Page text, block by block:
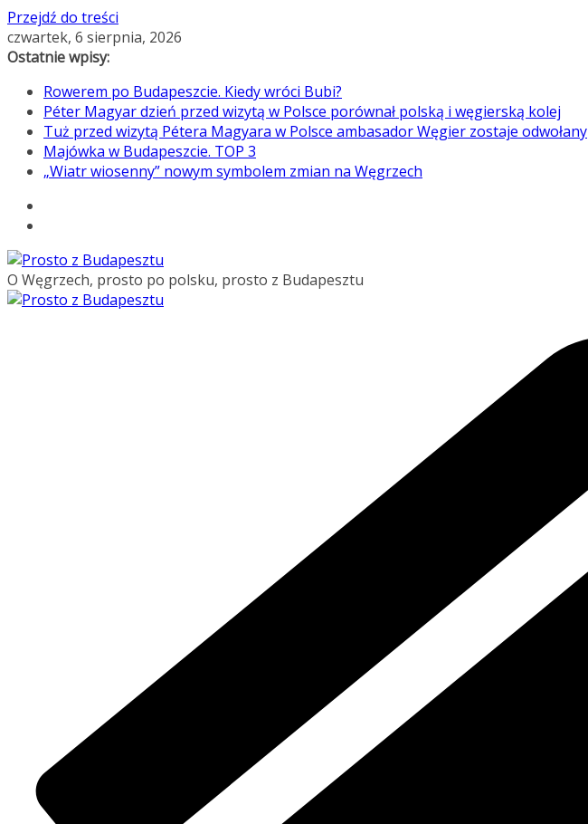
Przejdź do treści
czwartek, 6 sierpnia, 2026
Ostatnie wpisy:
Rowerem po Budapeszcie. Kiedy wróci Bubi?
Péter Magyar dzień przed wizytą w Polsce porównał polską i węgierską kolej
Tuż przed wizytą Pétera Magyara w Polsce ambasador Węgier zostaje odwołany
Majówka w Budapeszcie. TOP 3
„Wiatr wiosenny” nowym symbolem zmian na Węgrzech
O Węgrzech, prosto po polsku, prosto z Budapesztu